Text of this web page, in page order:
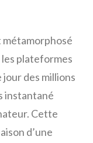
métamorphosé
les plateformes
des millions
instantané
Cette
d’une